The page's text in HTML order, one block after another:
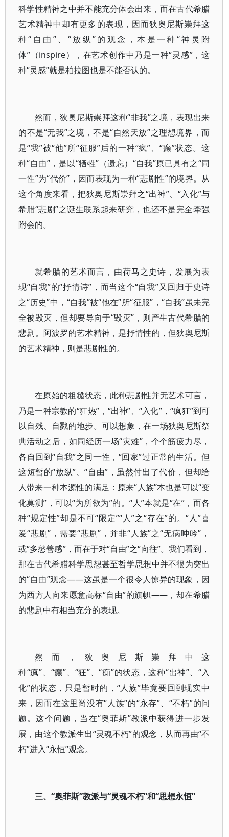
科学性精神之中并不能充分体会出来，而在古代希腊
艺术精神中却有更多的表现，因而狄奥尼斯崇拜这
种“自由”、“放纵”的观念，本是一种“神灵附
体”（inspire），在艺术创作中乃是一种“灵感”，这
种“灵感”就是柏拉图也是不能否认的。
然而，狄奥尼斯崇拜这种“非我”之境，表现出来
的不是“无我”之境，不是“自然天放”之理想境界，而
是“我”被“他”所“征服”后的一种“疯”、“癫”状态。这
种“自由”，是以“牺牲”（遗忘）“自我”原已具有之“同
一性”为“代价”，因而表现为一种“悲剧性”的境界。从
这个角度来看，把狄奥尼斯崇拜之“出神”、“入化”与
希腊“悲剧”之诞生联系起来研究，也还不是完全牵强
附会的。
就希腊的艺术而言，由荷马之史诗，发展为表
现“自我”的“抒情诗”，而当这个“自我”又回归于史诗
之“历史”中，“自我”被“他在”所“征服”，“自我”虽未完
全被毁灭，但却要导向于“毁灭”，则产生古代希腊的
悲剧。阿波罗的艺术精神，是抒情性的，但狄奥尼斯
的艺术精神，则是悲剧性的。
在原始的粗糙状态，此种悲剧性并无艺术可言，
乃是一种宗教的“狂热”，“出神”、“入化”，“疯狂”到可
以自残、自戮的地步。可以想象，在一场狄奥尼斯祭
典活动之后，如同经历一场“灾难”，个个筋疲力尽，
各自回到“自我”之同一性，“回家”过正常的生活。但
这短暂的“放纵”、“自由”，虽然付出了代价，但却给
人带来一种本源性的满足：原来“人族”本也是可以“变
化莫测”，可以“为所欲为”的。“人”本就是“在”，而各
种“规定性”却是不可“限定”“人”之“存在”的。“人”喜
爱“悲剧”，需要“悲剧”，并非“人族”之“无病呻吟”，
或“多愁善感”，而在于对“自由”之“向往”。我们看到，
那在古代希腊科学思想甚至哲学思想中并不很为突出
的“自由”观念——这虽是一个很令人惊异的现象，因
为西方人向来愿意高标“自由”的旗帜——，却在希腊
的悲剧中有相当充分的表现。
然而，狄奥尼斯崇拜中这
种“疯”、“癫”、“狂”、“痴”的状态，这种“出神”、“入
化”的状态，只是暂时的，“人族”毕竟要回到现实中
来，因而在这里尚没有“人族”的“永存”、“不朽”的问
题。这个问题，当在“奥菲斯”教派中获得进一步发
展，由这个教派生出“灵魂不朽”的观念，从而再由“不
朽”进入“永恒”观念。
三、“奥菲斯”教派与“灵魂不朽”和“思想永恒”